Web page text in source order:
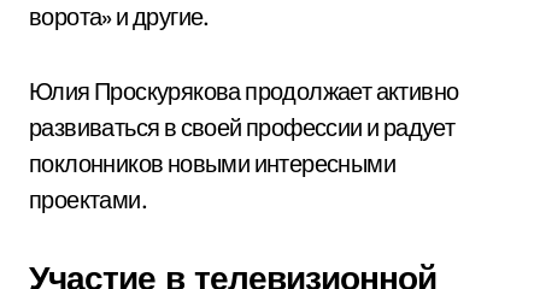
ворота» и другие.
Юлия Проскурякова продолжает активно
развиваться в своей профессии и радует
поклонников новыми интересными
проектами.
Участие в телевизионной